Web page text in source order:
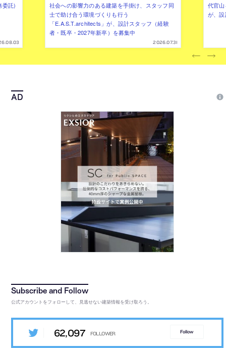
委託)
社会への影響力のある建築を手掛け、スタッフ同
士で助け合う環境づくりも行う
「E.A.S.T.architects」が、設計スタッフ（経験
者・既卒・2027年新卒）を募集中
2026.07.31
代官
が、
公式アカウントをフォローして、見逃せない建築情報を受け取ろう。
62,097 Follow